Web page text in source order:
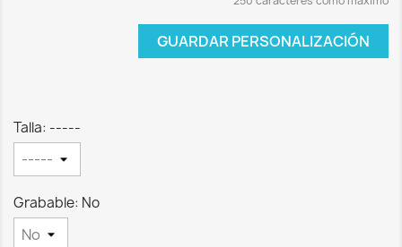
GUARDAR PERSONALIZACIÓN
Talla: -----
Grabable: No